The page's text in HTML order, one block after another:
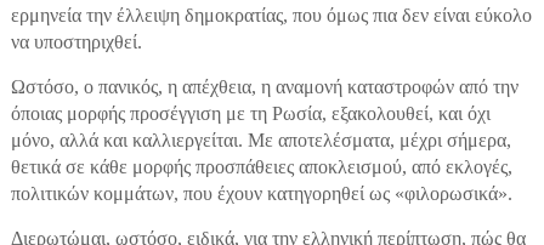
ερμηνεία την έλλειψη δημοκρατίας, που όμως πια δεν είναι εύκολο
να υποστηριχθεί.
Ωστόσο, ο πανικός, η απέχθεια, η αναμονή καταστροφών από την
όποιας μορφής προσέγγιση με τη Ρωσία, εξακολουθεί, και όχι
μόνο, αλλά και καλλιεργείται. Με αποτελέσματα, μέχρι σήμερα,
θετικά σε κάθε μορφής προσπάθειες αποκλεισμού, από εκλογές,
πολιτικών κομμάτων, που έχουν κατηγορηθεί ως «φιλορωσικά».
Διερωτώμαι, ωστόσο, ειδικά, για την ελληνική περίπτωση, πώς θα